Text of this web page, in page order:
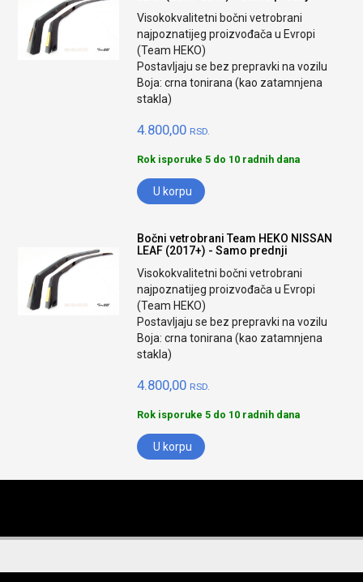
Visokokvalitetni bočni vetrobrani
najpoznatijeg proizvođača u Evropi
(Team HEKO)
Postavljaju se bez prepravki na vozilu
Boja: crna tonirana (kao zatamnjena
stakla)
4.800,00 RSD.
Rok isporuke 5 do 10 radnih dana
U korpu
Bočni vetrobrani Team HEKO NISSAN
LEAF (2017+) - Samo prednji
Visokokvalitetni bočni vetrobrani
najpoznatijeg proizvođača u Evropi
(Team HEKO)
Postavljaju se bez prepravki na vozilu
Boja: crna tonirana (kao zatamnjena
stakla)
4.800,00 RSD.
Rok isporuke 5 do 10 radnih dana
U korpu